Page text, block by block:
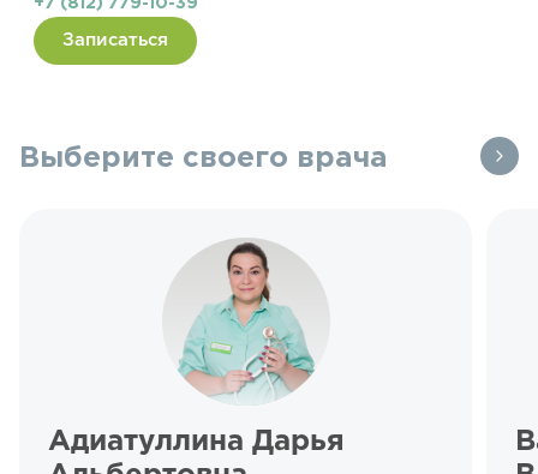
+7 (812) 779-10-39
Записаться
Выберите своего врача
Адиатуллина Дарья